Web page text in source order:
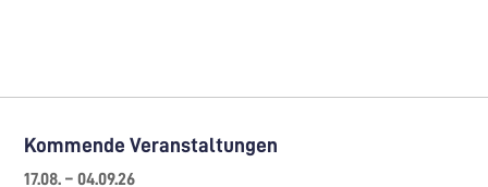
Kommende Veranstaltungen
17.08. – 04.09.26